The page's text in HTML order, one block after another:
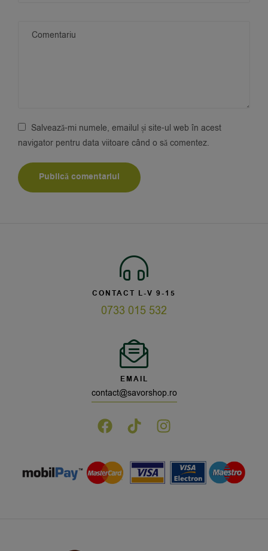
Salvează-mi numele, emailul și site-ul web în acest
navigator pentru data viitoare când o să comentez.
CONTACT L-V 9-15
0733 015 532
EMAIL
contact@savorshop.ro